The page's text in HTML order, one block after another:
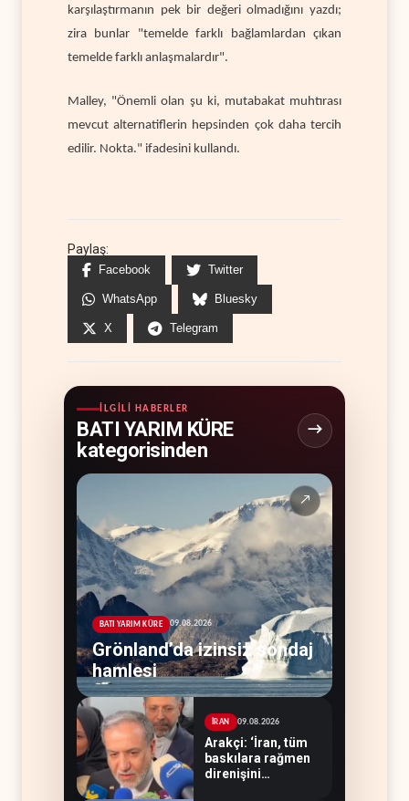
karşılaştırmanın pek bir değeri olmadığını yazdı;
zira bunlar "temelde farklı bağlamlardan çıkan
temelde farklı anlaşmalardır".
Malley, "Önemli olan şu ki, mutabakat muhtırası
mevcut alternatiflerin hepsinden çok daha tercih
edilir. Nokta." ifadesini kullandı.
Paylaş:
Facebook Twitter
WhatsApp Bluesky
X Telegram
İLGILI HABERLER
BATI YARIM KÜRE
kategorisinden
↗
BATI YARIM KÜRE 09.08.2026
Grönland’da izinsiz sondaj
hamlesi
İRAN 09.08.2026
Arakçi: ‘İran, tüm
baskılara rağmen
direnişini